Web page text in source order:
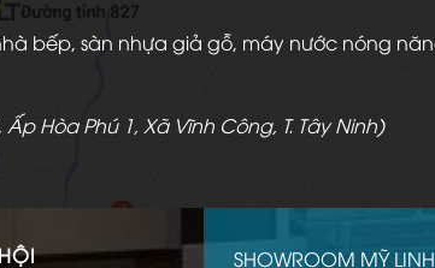
bếp, sàn nhựa giả gỗ, máy nước nóng
Ấp Hòa Phú 1, Xã Vĩnh Công, T. Tây Ninh)
SHOWROOM MỸ